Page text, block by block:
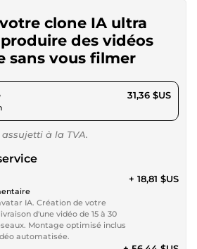
clone IA ultra
des vidéos
sans vous filmer
pour 28,90 $US 31,36 $US
assujetti à la TVA.
IA. Création de votre
d'une vidéo de 15 à 30
Montage optimisé inclus
automatisée.
+ 18,81 $US